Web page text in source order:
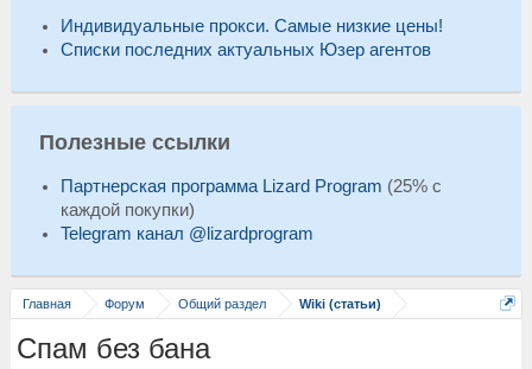
Индивидуальные прокси. Самые низкие цены!
Списки последних актуальных Юзер агентов
Полезные ссылки
Партнерская программа Lizard Program (25% с
каждой покупки)
Telegram канал @lizardprogram
Главная Форум Общий раздел Wiki (статьи)
Спам без бана